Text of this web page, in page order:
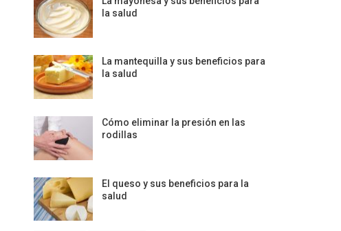
la salud
La mantequilla y sus beneficios para
la salud
Cómo eliminar la presión en las
rodillas
El queso y sus beneficios para la
salud